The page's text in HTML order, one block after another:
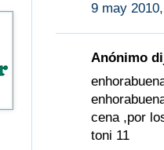
9 may
Anónimo
cena ,por
toni 11